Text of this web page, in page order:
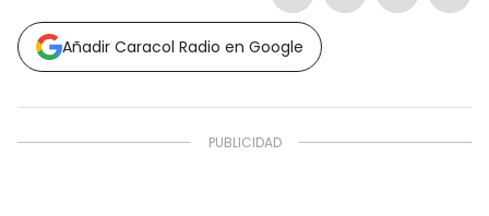
Añadir Caracol Radio en Google